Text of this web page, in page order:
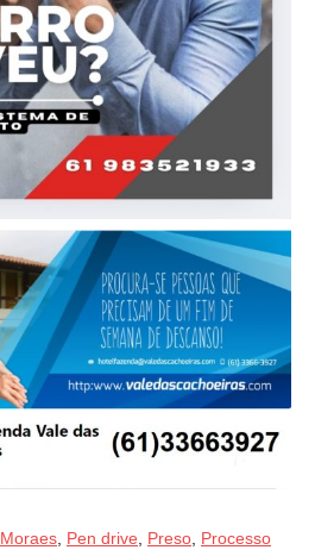
Moraes, Pen drive, Preso, Processo